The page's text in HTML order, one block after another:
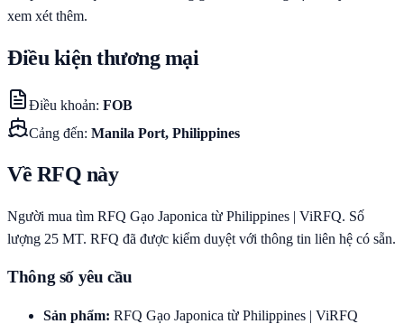
xem xét thêm.
Điều kiện thương mại
Điều khoản: FOB
Cảng đến: Manila Port, Philippines
Về RFQ này
Người mua tìm RFQ Gạo Japonica từ Philippines | ViRFQ. Số
lượng 25 MT. RFQ đã được kiểm duyệt với thông tin liên hệ có sẵn.
Thông số yêu cầu
Sản phẩm: RFQ Gạo Japonica từ Philippines | ViRFQ